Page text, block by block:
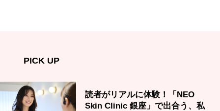
PICK UP
読者がリアルに体験！「NEO
Skin Clinic 銀座」で出合う、私